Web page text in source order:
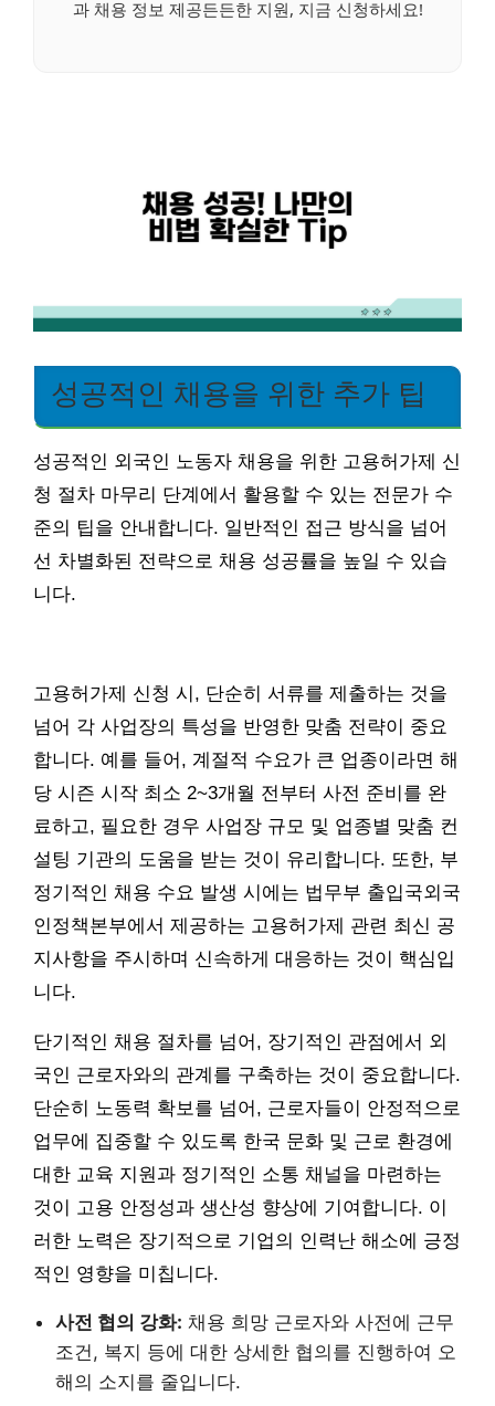
과 채용 정보 제공든든한 지원, 지금 신청하세요!
성공적인 채용을 위한 추가 팁
성공적인 외국인 노동자 채용을 위한 고용허가제 신
청 절차 마무리 단계에서 활용할 수 있는 전문가 수
준의 팁을 안내합니다. 일반적인 접근 방식을 넘어
선 차별화된 전략으로 채용 성공률을 높일 수 있습
니다.
고용허가제 신청 시, 단순히 서류를 제출하는 것을
넘어 각 사업장의 특성을 반영한 맞춤 전략이 중요
합니다. 예를 들어, 계절적 수요가 큰 업종이라면 해
당 시즌 시작 최소 2~3개월 전부터 사전 준비를 완
료하고, 필요한 경우 사업장 규모 및 업종별 맞춤 컨
설팅 기관의 도움을 받는 것이 유리합니다. 또한, 부
정기적인 채용 수요 발생 시에는 법무부 출입국외국
인정책본부에서 제공하는 고용허가제 관련 최신 공
지사항을 주시하며 신속하게 대응하는 것이 핵심입
니다.
단기적인 채용 절차를 넘어, 장기적인 관점에서 외
국인 근로자와의 관계를 구축하는 것이 중요합니다.
단순히 노동력 확보를 넘어, 근로자들이 안정적으로
업무에 집중할 수 있도록 한국 문화 및 근로 환경에
대한 교육 지원과 정기적인 소통 채널을 마련하는
것이 고용 안정성과 생산성 향상에 기여합니다. 이
러한 노력은 장기적으로 기업의 인력난 해소에 긍정
적인 영향을 미칩니다.
사전 협의 강화: 채용 희망 근로자와 사전에 근무
조건, 복지 등에 대한 상세한 협의를 진행하여 오
해의 소지를 줄입니다.